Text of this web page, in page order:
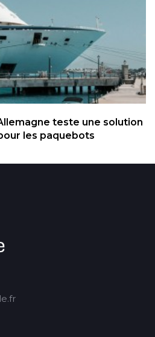
teste une solution
les paquebots